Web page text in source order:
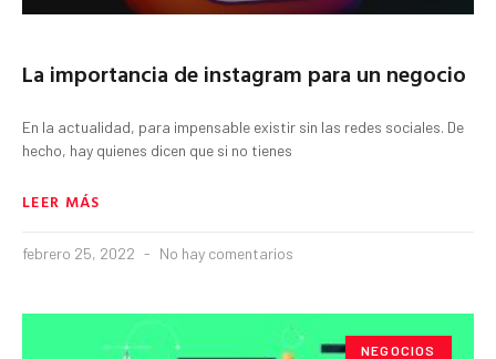
La importancia de instagram para un negocio
En la actualidad, para impensable existir sin las redes sociales. De
hecho, hay quienes dicen que si no tienes
LEER MÁS
febrero 25, 2022 No hay comentarios
NEGOCIOS